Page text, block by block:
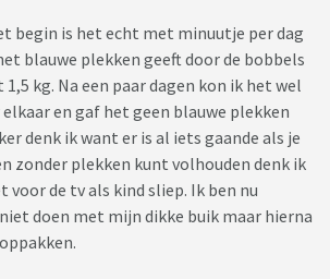
begin is het echt met minuutje per dag
blauwe plekken geeft door de bobbels
kg. Na een paar dagen kon ik het wel
en gaf het geen blauwe plekken
denk ik want er is al iets gaande als je
zonder plekken kunt volhouden denk ik
voor de tv als kind sliep. Ik ben nu
doen met mijn dikke buik maar hierna